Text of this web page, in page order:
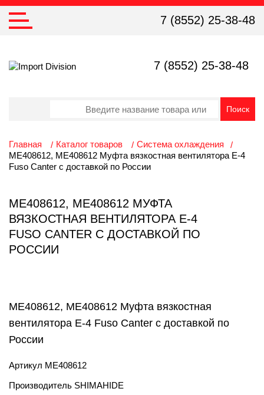
7 (8552) 25-38-48
7 (8552) 25-38-48
Главная Каталог товаров
Система охлаждения
ME408612, ME408612 Муфта вязкостная вентилятора Е-4
Fuso Canter с доставкой по России
ME408612, ME408612 МУФТА
ВЯЗКОСТНАЯ ВЕНТИЛЯТОРА Е-4
FUSO CANTER С ДОСТАВКОЙ ПО
РОССИИ
ME408612, ME408612 Муфта вязкостная
вентилятора Е-4 Fuso Canter с доставкой по
России
Артикул ME408612
Производитель SHIMAHIDE